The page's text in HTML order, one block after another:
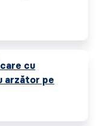
cu
arzător pe